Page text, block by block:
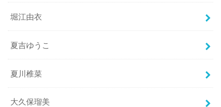
堀江由衣
夏吉ゆうこ
夏川椎菜
大久保瑠美